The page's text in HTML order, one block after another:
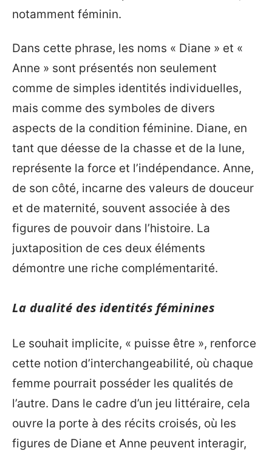
notamment féminin.
Dans cette phrase, les noms « Diane » et «
Anne » sont présentés non seulement
comme de simples identités individuelles,
mais comme des symboles de divers
aspects de la condition féminine. Diane, en
tant que déesse de la chasse et de la lune,
représente la force et l’indépendance. Anne,
de son côté, incarne des valeurs de douceur
et de maternité, souvent associée à des
figures de pouvoir dans l’histoire. La
juxtaposition de ces deux éléments
démontre une riche complémentarité.
La dualité des identités féminines
Le souhait implicite, « puisse être », renforce
cette notion d’interchangeabilité, où chaque
femme pourrait posséder les qualités de
l’autre. Dans le cadre d’un jeu littéraire, cela
ouvre la porte à des récits croisés, où les
figures de Diane et Anne peuvent interagir,